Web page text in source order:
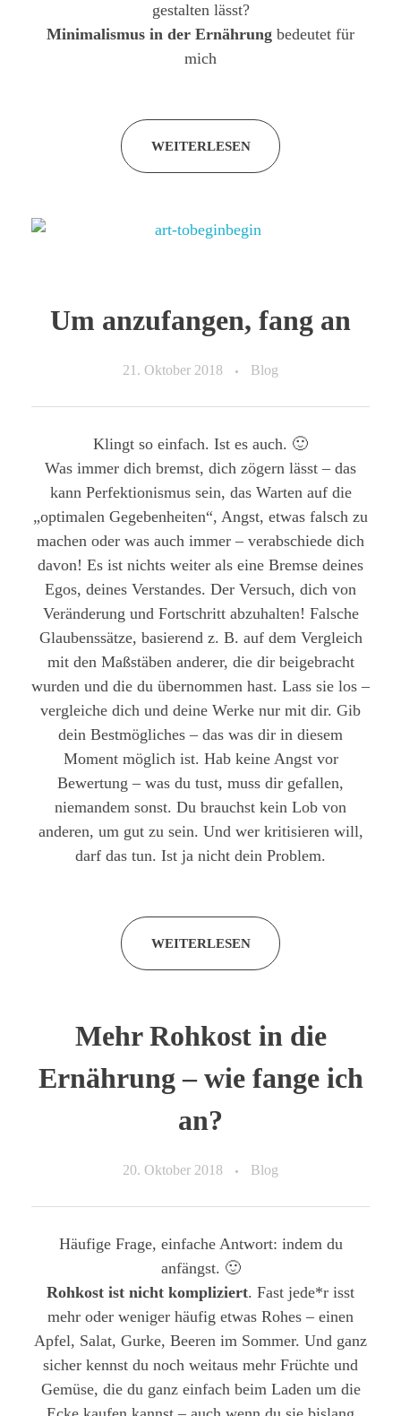
gestalten lässt?
Minimalismus in der Ernährung bedeutet für
mich
WEITERLESEN
Um anzufangen, fang an
21. Oktober 2018 Blog
Klingt so einfach. Ist es auch. 🙂
Was immer dich bremst, dich zögern lässt – das
kann Perfektionismus sein, das Warten auf die
„optimalen Gegebenheiten“, Angst, etwas falsch zu
machen oder was auch immer – verabschiede dich
davon! Es ist nichts weiter als eine Bremse deines
Egos, deines Verstandes. Der Versuch, dich von
Veränderung und Fortschritt abzuhalten! Falsche
Glaubenssätze, basierend z. B. auf dem Vergleich
mit den Maßstäben anderer, die dir beigebracht
wurden und die du übernommen hast. Lass sie los –
vergleiche dich und deine Werke nur mit dir. Gib
dein Bestmögliches – das was dir in diesem
Moment möglich ist. Hab keine Angst vor
Bewertung – was du tust, muss dir gefallen,
niemandem sonst. Du brauchst kein Lob von
anderen, um gut zu sein. Und wer kritisieren will,
darf das tun. Ist ja nicht dein Problem.
WEITERLESEN
Mehr Rohkost in die
Ernährung – wie fange ich
an?
20. Oktober 2018 Blog
Häufige Frage, einfache Antwort: indem du
anfängst. 🙂
Rohkost ist nicht kompliziert. Fast jede*r isst
mehr oder weniger häufig etwas Rohes – einen
Apfel, Salat, Gurke, Beeren im Sommer. Und ganz
sicher kennst du noch weitaus mehr Früchte und
Gemüse, die du ganz einfach beim Laden um die